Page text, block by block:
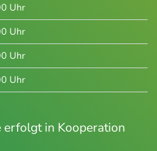
Uhr
Uhr
Uhr
Uhr
erfolgt in Kooperation